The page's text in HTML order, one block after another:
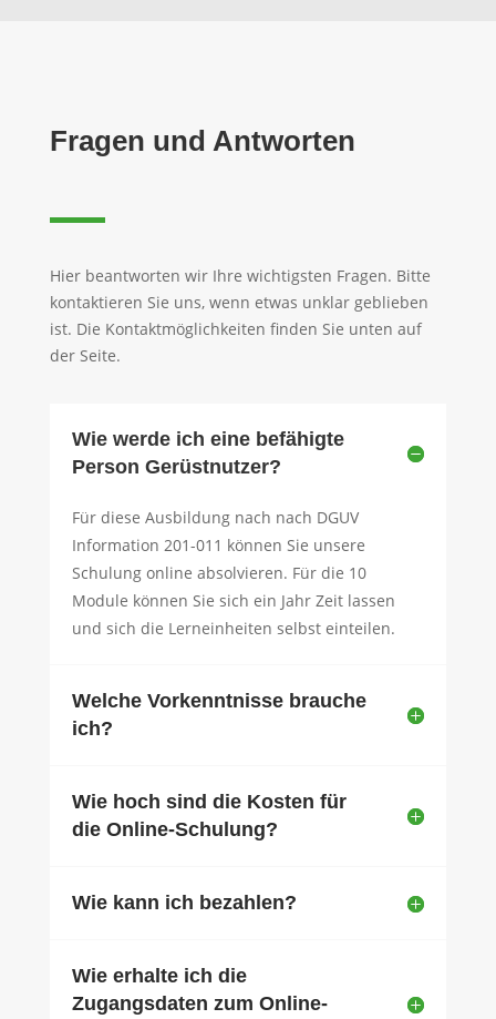
Fragen und Antworten
Hier beantworten wir Ihre wichtigsten Fragen. Bitte
kontaktieren Sie uns, wenn etwas unklar geblieben
ist. Die Kontaktmöglichkeiten finden Sie unten auf
der Seite.
Wie werde ich eine befähigte
Person Gerüstnutzer?
Für diese Ausbildung nach nach DGUV
Information 201-011 können Sie unsere
Schulung online absolvieren. Für die 10
Module können Sie sich ein Jahr Zeit lassen
und sich die Lerneinheiten selbst einteilen.
Welche Vorkenntnisse brauche
ich?
Wie hoch sind die Kosten für
die Online-Schulung?
Wie kann ich bezahlen?
Wie erhalte ich die
Zugangsdaten zum Online-